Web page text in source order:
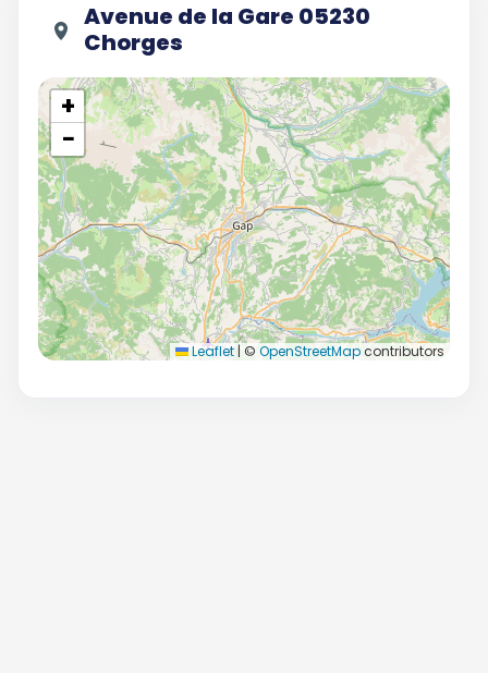
Avenue de la Gare 05230
Chorges
+
−
Leaflet | © OpenStreetMapcontributors